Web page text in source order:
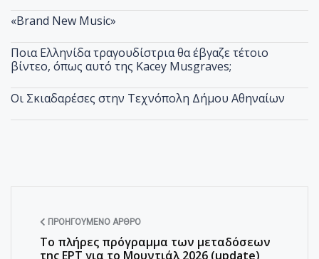
«Brand New Music»
Ποια Ελληνίδα τραγουδίστρια θα έβγαζε τέτοιο
βίντεο, όπως αυτό της Kacey Musgraves;
Οι Σκιαδαρέσες στην Τεχνόπολη Δήμου Αθηναίων
ΠΡΟΗΓΟΎΜΕΝΟ ΆΡΘΡΟ
Το πλήρες πρόγραμμα των μεταδόσεων
της ΕΡΤ για το Μουντιάλ 2026 (update)